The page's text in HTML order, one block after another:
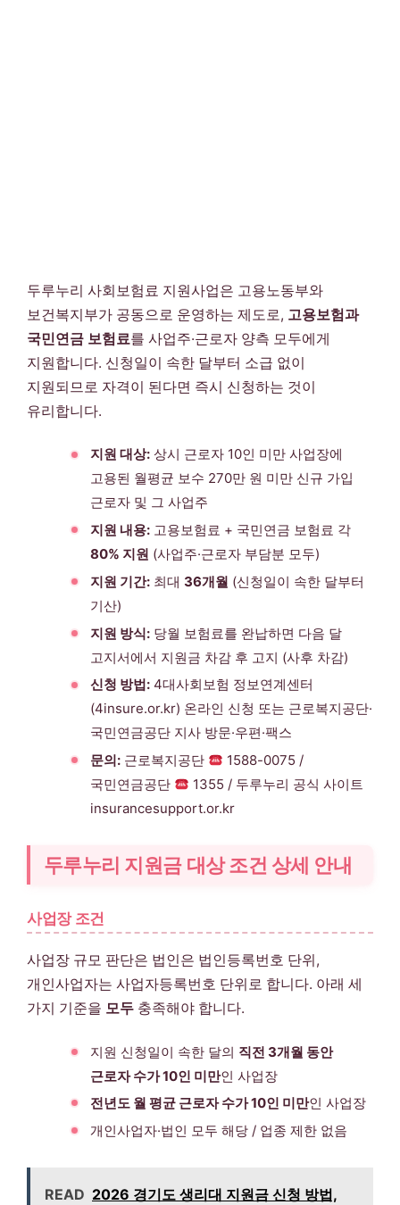
두루누리 사회보험료 지원사업은 고용노동부와
보건복지부가 공동으로 운영하는 제도로, 고용보험과
국민연금 보험료를 사업주·근로자 양측 모두에게
지원합니다. 신청일이 속한 달부터 소급 없이
지원되므로 자격이 된다면 즉시 신청하는 것이
유리합니다.
지원 대상:상시 근로자 10인 미만 사업장에
고용된 월평균 보수 270만 원 미만 신규 가입
근로자 및 그 사업주
지원 내용:고용보험료 + 국민연금 보험료 각
80% 지원 (사업주·근로자 부담분 모두)
지원 기간:최대 36개월 (신청일이 속한 달부터
기산)
지원 방식:당월 보험료를 완납하면 다음 달
고지서에서 지원금 차감 후 고지 (사후 차감)
신청 방법:4대사회보험 정보연계센터
(4insure.or.kr) 온라인 신청 또는 근로복지공단·
국민연금공단 지사 방문·우편·팩스
문의:근로복지공단
1588-0075 /
국민연금공단
1355 / 두루누리 공식 사이트
insurancesupport.or.kr
두루누리 지원금 대상 조건 상세 안내
사업장 조건
사업장 규모 판단은 법인은 법인등록번호 단위,
개인사업자는 사업자등록번호 단위로 합니다. 아래 세
가지 기준을 모두 충족해야 합니다.
지원 신청일이 속한 달의 직전 3개월 동안
근로자 수가 10인 미만인 사업장
전년도 월 평균 근로자 수가 10인 미만인 사업장
개인사업자·법인 모두 해당 / 업종 제한 없음
READ 2026 경기도 생리대 지원금 신청 방법,